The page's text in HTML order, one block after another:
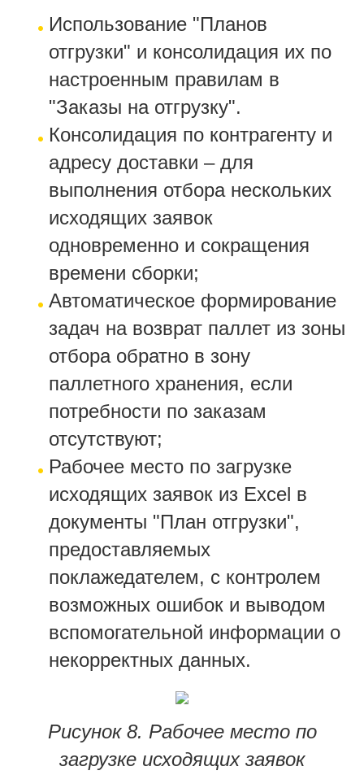
Использование "Планов
отгрузки" и консолидация их по
настроенным правилам в
"Заказы на отгрузку".
Консолидация по контрагенту и
адресу доставки – для
выполнения отбора нескольких
исходящих заявок
одновременно и сокращения
времени сборки;
Автоматическое формирование
задач на возврат паллет из зоны
отбора обратно в зону
паллетного хранения, если
потребности по заказам
отсутствуют;
Рабочее место по загрузке
исходящих заявок из Excel в
документы "План отгрузки",
предоставляемых
поклажедателем, с контролем
возможных ошибок и выводом
вспомогательной информации о
некорректных данных.
Рисунок 8. Рабочее место по
загрузке исходящих заявок